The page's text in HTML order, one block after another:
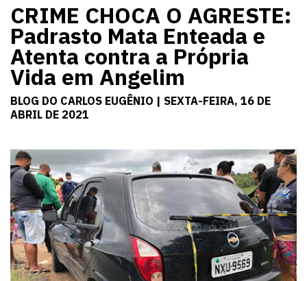
CRIME CHOCA O AGRESTE:
Padrasto Mata Enteada e
Atenta contra a Própria
Vida em Angelim
BLOG DO CARLOS EUGÊNIO | SEXTA-FEIRA, 16 DE
ABRIL DE 2021